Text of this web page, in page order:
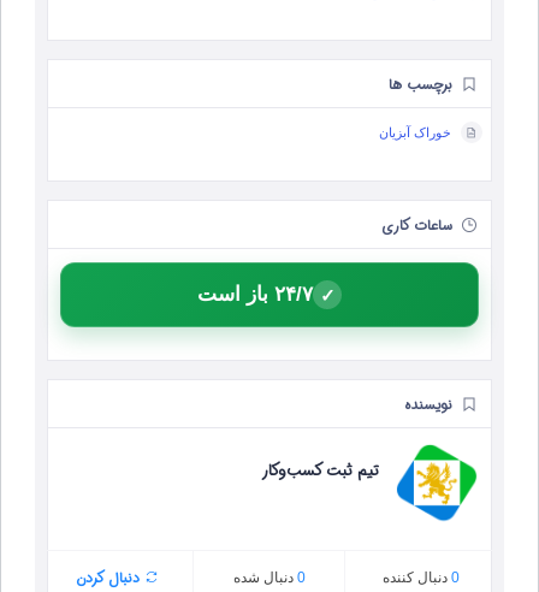
برچسب ها
خوراک آبزیان
ساعات کاری
✓ ۲۴/۷ باز است
نویسنده
تیم ثبت کسب‌وکار
0 دنبال‌ کننده 0 دنبال شده دنبال کردن